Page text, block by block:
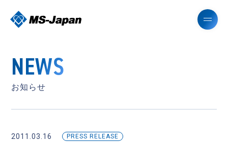
NEWS
お知らせ
2011.03.16 PRESS RELEASE